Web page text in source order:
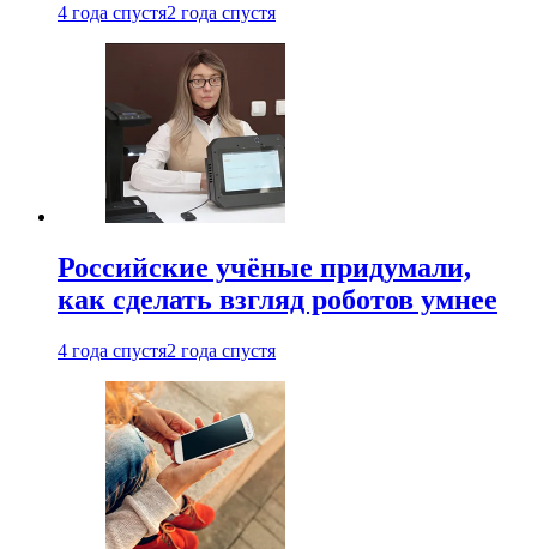
4 года спустя2 года спустя
Российские учёные придумали,
как сделать взгляд роботов умнее
4 года спустя2 года спустя